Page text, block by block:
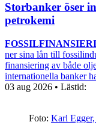
Storbanker öser
petrokemi
ner sina lån till
finansiering av både
internationella banker
03 aug 2026 • Lästid:
Foto: Karl